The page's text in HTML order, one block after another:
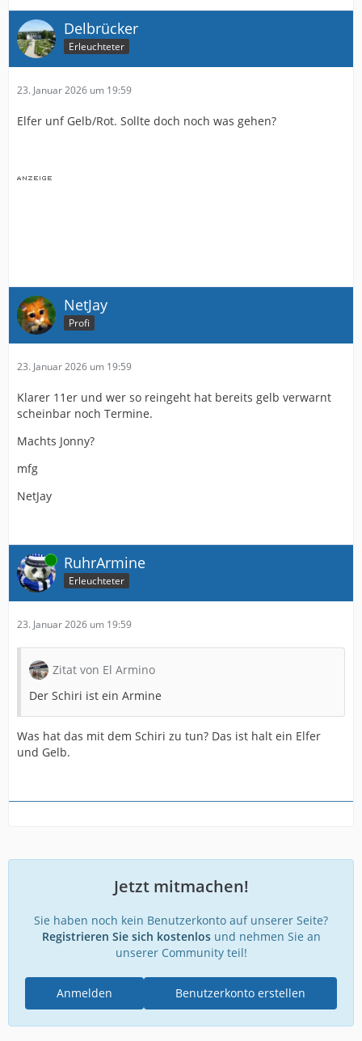
Delbrücker
Erleuchteter
23. Januar 2026 um 19:59
Elfer unf Gelb/Rot. Sollte doch noch was gehen?
NetJay
Profi
23. Januar 2026 um 19:59
Klarer 11er und wer so reingeht hat bereits gelb verwarnt
scheinbar noch Termine.
Machts Jonny?
mfg
NetJay
Online RuhrArmine
Erleuchteter
23. Januar 2026 um 19:59
Zitat von El Armino
Der Schiri ist ein Armine
Was hat das mit dem Schiri zu tun? Das ist halt ein Elfer
und Gelb.
Jetzt mitmachen!
Sie haben noch kein Benutzerkonto auf unserer Seite?
Registrieren Sie sich kostenlosund nehmen Sie an
unserer Community teil!
Benutzerkonto erstellen
Anmelden